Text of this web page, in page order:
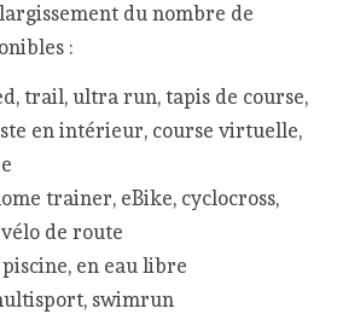
du nombre de
:
trail, ultra run, tapis de course,
en intérieur, course virtuelle,
trainer, eBike, cyclocross,
de route
en eau libre
swimrun